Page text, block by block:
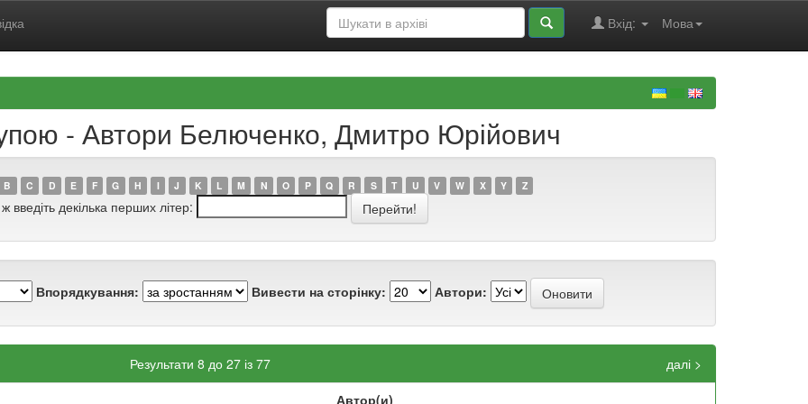
Мова
Вхід:
- Автори Белюченко, Дмитро Юрійович
B C D E F G H I J K L M N O P Q R S T U V W X Y Z
введіть декілька перших літер:
Впорядкування: Вивести на сторінку: Автори:
Результати 8 до 27 із 77
далі >
Автор(и)